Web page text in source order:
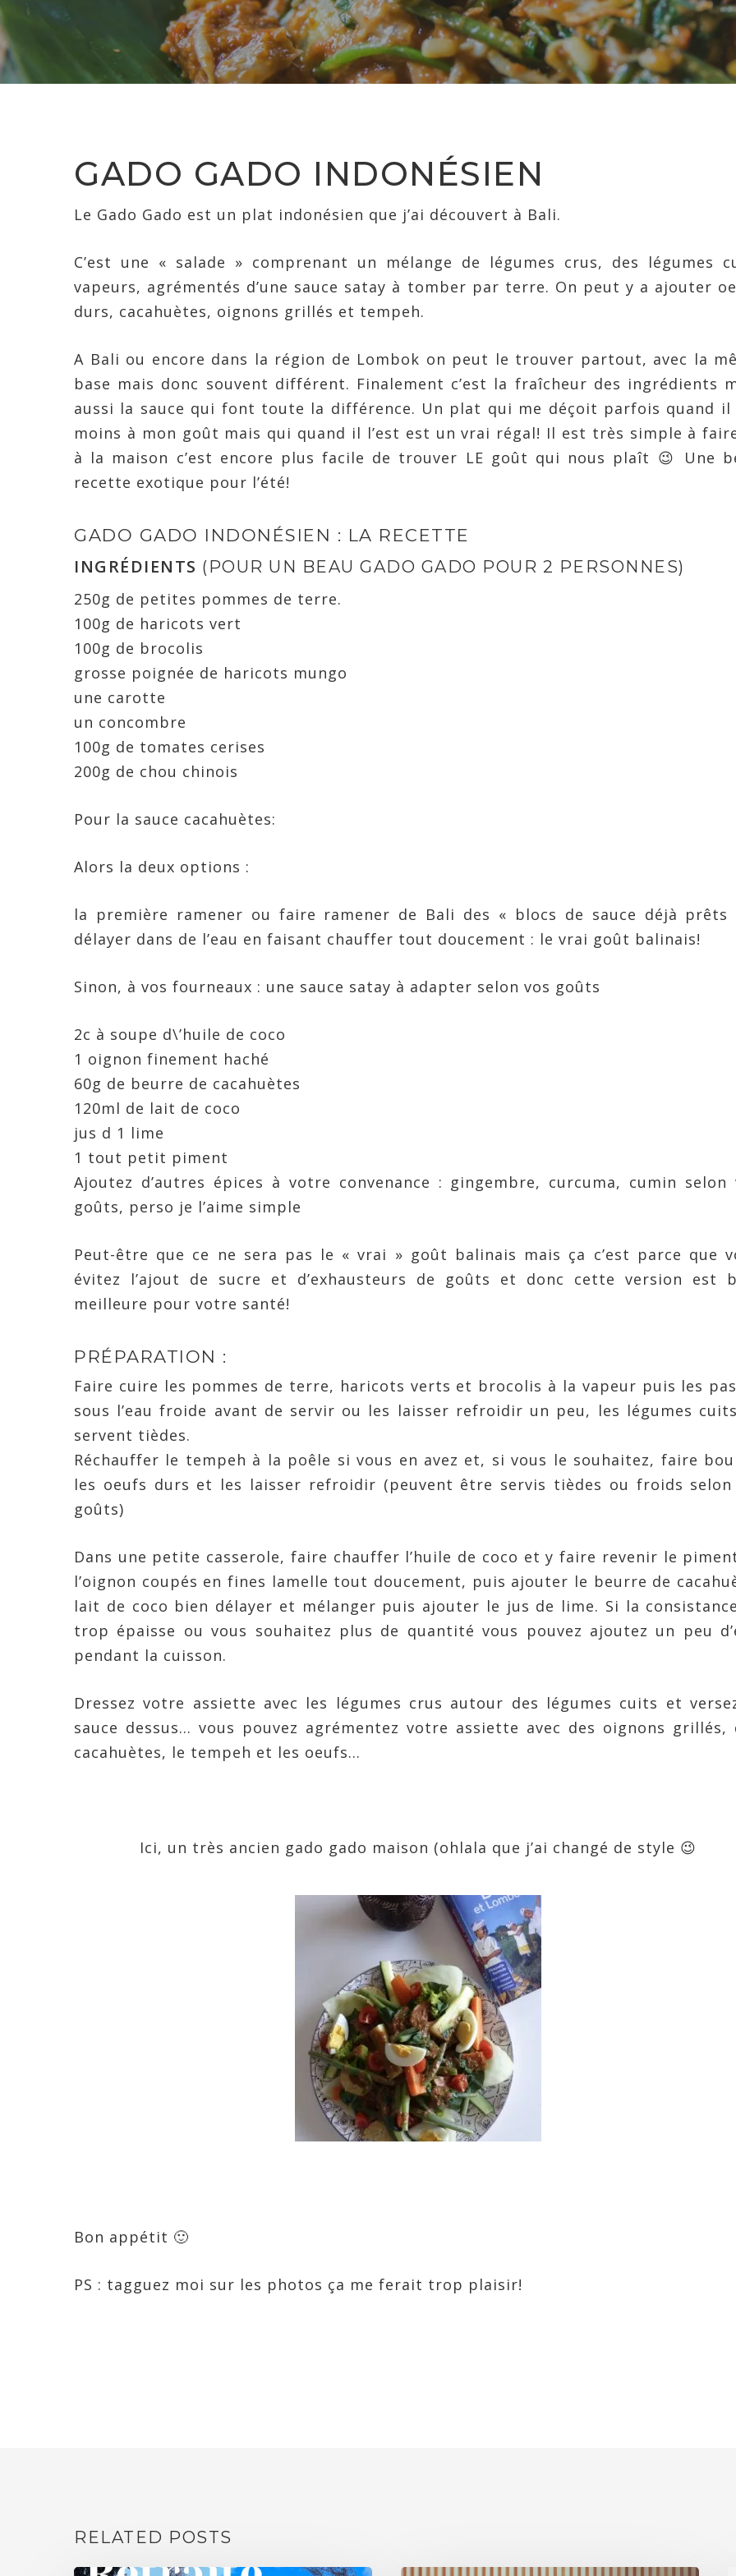
GADO GADO INDONÉSIEN
Le Gado Gado est un plat indonésien que j’ai découvert à Bali.
C’est une « salade » comprenant un mélange de légumes crus, des légumes
vapeurs, agrémentés d’une sauce satay à tomber par terre. On peut y a ajouter
durs, cacahuètes, oignons grillés et tempeh.
A Bali ou encore dans la région de Lombok on peut le trouver partout, avec la
base mais donc souvent différent. Finalement c’est la fraîcheur des ingrédients
aussi la sauce qui font toute la différence. Un plat qui me déçoit parfois quand il
moins à mon goût mais qui quand il l’est est un vrai régal! Il est très simple à
à la maison c’est encore plus facile de trouver LE goût qui nous plaît 😉 Une
recette exotique pour l’été!
GADO GADO INDONÉSIEN : LA RECETTE
INGRÉDIENTS (POUR UN BEAU GADO GADO POUR 2 PERSONNES)
250g de petites pommes de terre.
100g de haricots vert
100g de brocolis
grosse poignée de haricots mungo
une carotte
un concombre
100g de tomates cerises
200g de chou chinois
Pour la sauce cacahuètes:
Alors la deux options :
la première ramener ou faire ramener de Bali des « blocs de sauce déjà prêts
délayer dans de l’eau en faisant chauffer tout doucement : le vrai goût balinais!
Sinon, à vos fourneaux : une sauce satay à adapter selon vos goûts
2c à soupe d\’huile de coco
1 oignon finement haché
60g de beurre de cacahuètes
120ml de lait de coco
jus d 1 lime
1 tout petit piment
Ajoutez d’autres épices à votre convenance : gingembre, curcuma, cumin selon
goûts, perso je l’aime simple
Peut-être que ce ne sera pas le « vrai » goût balinais mais ça c’est parce que
évitez l’ajout de sucre et d’exhausteurs de goûts et donc cette version est
meilleure pour votre santé!
PRÉPARATION :
Faire cuire les pommes de terre, haricots verts et brocolis à la vapeur puis les
sous l’eau froide avant de servir ou les laisser refroidir un peu, les légumes
servent tièdes.
Réchauffer le tempeh à la poêle si vous en avez et, si vous le souhaitez, faire
les oeufs durs et les laisser refroidir (peuvent être servis tièdes ou froids selon
goûts)
Dans une petite casserole, faire chauffer l’huile de coco et y faire revenir le
l’oignon coupés en fines lamelle tout doucement, puis ajouter le beurre de
lait de coco bien délayer et mélanger puis ajouter le jus de lime. Si la
trop épaisse ou vous souhaitez plus de quantité vous pouvez ajoutez un peu
pendant la cuisson.
Dressez votre assiette avec les légumes crus autour des légumes cuits et
sauce dessus… vous pouvez agrémentez votre assiette avec des oignons grillés,
cacahuètes, le tempeh et les oeufs…
Ici, un très ancien gado gado maison (ohlala que j’ai changé de style 😉
Bon appétit 🙂
PS : tagguez moi sur les photos ça me ferait trop plaisir!
RELATED POSTS